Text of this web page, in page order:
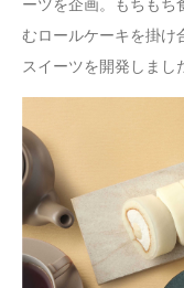
ーツを企画。もちもち
むロールケーキを掛け
スイーツを開発しまし